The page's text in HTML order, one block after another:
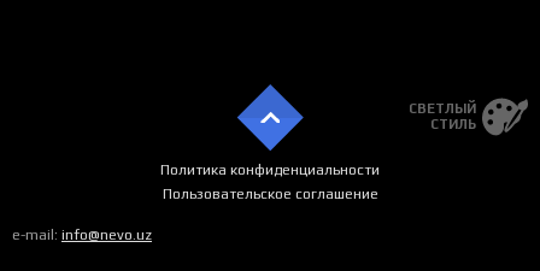
СВЕТЛЫЙ
СТИЛЬ
Политика конфиденциальности
Пользовательское соглашение
e-mail: info@nevo.uz